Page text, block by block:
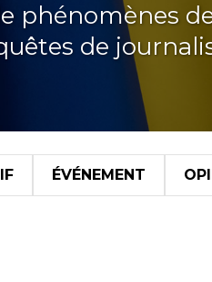
phénomènes
de
ÉVÉNEMENT